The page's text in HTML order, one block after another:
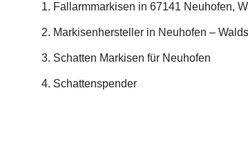
Fallarmmarkisen in 67141 Neuhofen,
Markisenhersteller in Neuhofen –
Schatten Markisen für Neuhofen
Schattenspender